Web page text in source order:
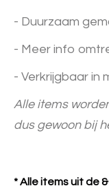
- Duurzaam
- Meer info
- Verkrijgbaar in
Alle items
dus gewoon bij
* Alle items uit de